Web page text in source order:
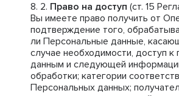
Право на доступ (ст. 15
Вы имеете право получить от
подтверждение того,
ли Персональные данные,
случае необходимости, доступ к
данным и следующей
обработки; категории
Персональных данных;